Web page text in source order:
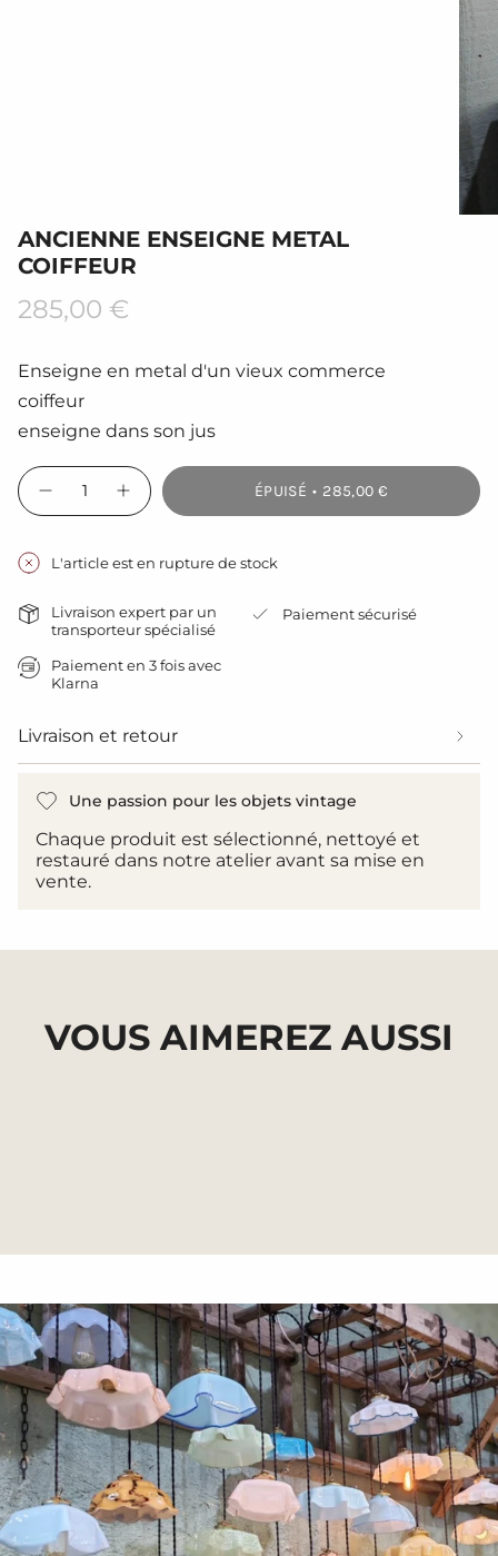
ANCIENNE ENSEIGNE METAL
COIFFEUR
Prix
285,00 €
Enseigne en metal d'un vieux commerce
coiffeur
enseigne dans son jus
{"in_cart_html"=>"
<span
class=\"quantity-
{{
quantity
}}
</span>
le
panier",
la
pour
product
}}",
"multiples_of"=>"Incréments
de
quantity
Diminuer
la
Ancienne
enseigne
coiffeur
Augmenter
la
bouton
-
enseigne
metal
coiffeur">
ÉPUISÉ 285,00 €
L'article est en rupture de stock
Livraison expert par un
transporteur spécialisé
Paiement sécurisé
Paiement en 3 fois avec
Klarna
Livraison et retour
Une passion pour les objets vintage
Chaque produit est sélectionné, nettoyé et
restauré dans notre atelier avant sa mise en
vente.
VOUS AIMEREZ AUSSI